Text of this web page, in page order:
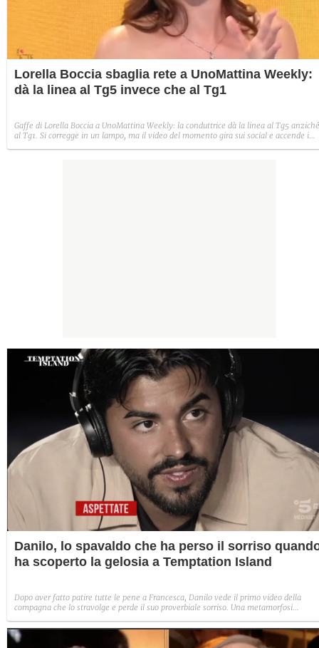
Lorella Boccia sbaglia rete a UnoMattina Weekly:
dà la linea al Tg5 invece che al Tg1
Gaffe di Lorella Boccia a UnoMattina Weekly: la conduttrice dà la linea al Tg5 anziché
al Tg1. Si corregge in un lampo, ma il video del momento gira sui social e accende i
Danilo, lo spavaldo che ha perso il sorriso
ha scoperto la gelosia a Temptation Island
Dopo aver fatto patire tutte le pene a Francesca, Danilo vede il primo video della
compagna che lo stravolge e perde il suo proverbiale sorriso. Una metamorfosi